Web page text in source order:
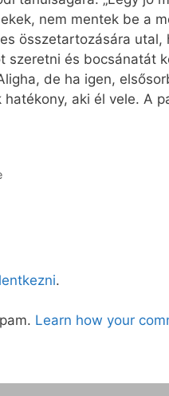
nem mentek be a
összetartozására
szeretni és bocsánatát
de ha igen,
aki él vele. A
.
Learn how your